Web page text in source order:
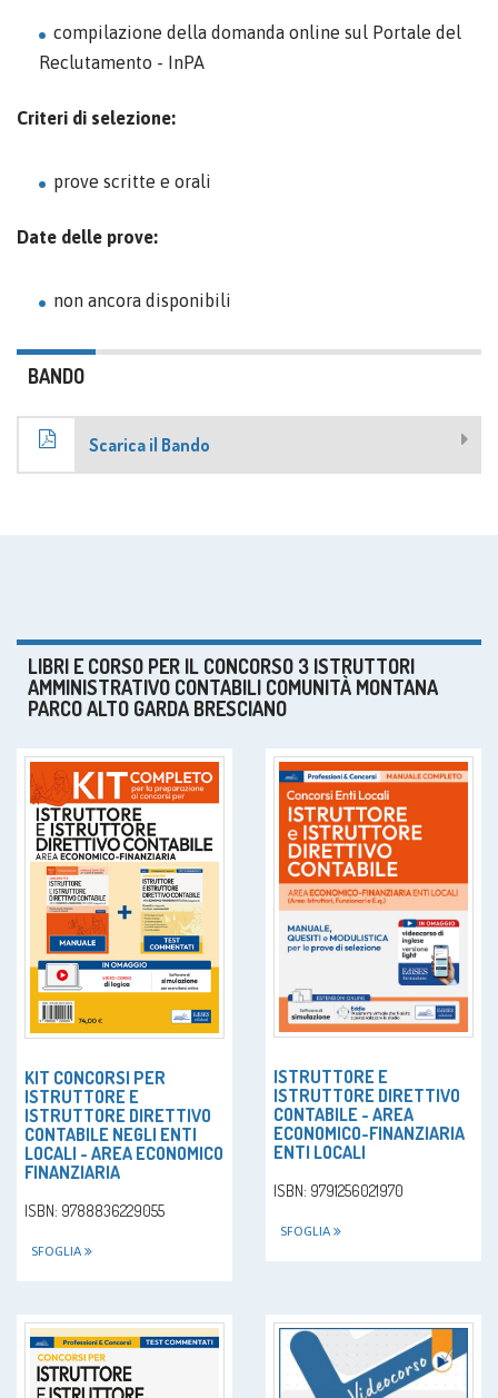
compilazione della domanda online sul Portale del
Reclutamento - InPA
Criteri di selezione:
prove scritte e orali
Date delle prove:
non ancora disponibili
BANDO
Scarica il Bando
LIBRI E CORSO PER IL CONCORSO 3 ISTRUTTORI
AMMINISTRATIVO CONTABILI COMUNITÀ MONTANA
PARCO ALTO GARDA BRESCIANO
KIT CONCORSI PER
ISTRUTTORE E
ISTRUTTORE DIRETTIVO
CONTABILE NEGLI ENTI
LOCALI - AREA ECONOMICO
FINANZIARIA
ISBN: 9788836229055
SFOGLIA
ISTRUTTORE E
ISTRUTTORE DIRETTIVO
CONTABILE - AREA
ECONOMICO-FINANZIARIA
ENTI LOCALI
ISBN: 9791256021970
SFOGLIA